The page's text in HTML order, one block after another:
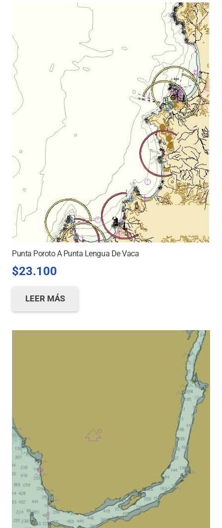
Punta Poroto A Punta Lengua De Vaca
$23.100
LEER MÁS